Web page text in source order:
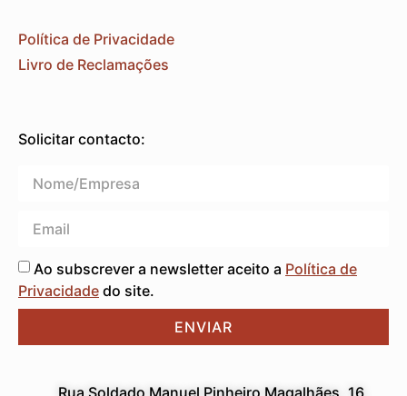
Política de Privacidade
Livro de Reclamações
Solicitar contacto:
Ao subscrever a newsletter aceito a Política de
Privacidade do site.
ENVIAR
Rua Soldado Manuel Pinheiro Magalhães, 16,